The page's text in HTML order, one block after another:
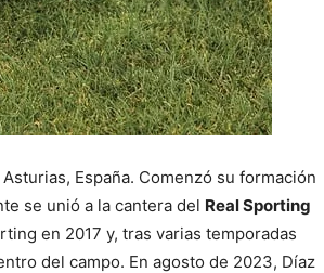
Asturias, España. Comenzó su formación
se unió a la cantera del Real Sporting
en 2017 y, tras varias temporadas
del campo. En agosto de 2023, Díaz